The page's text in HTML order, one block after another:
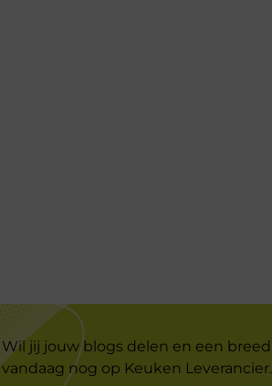
Wil jij jouw blogs delen en een
vandaag nog op Keuken